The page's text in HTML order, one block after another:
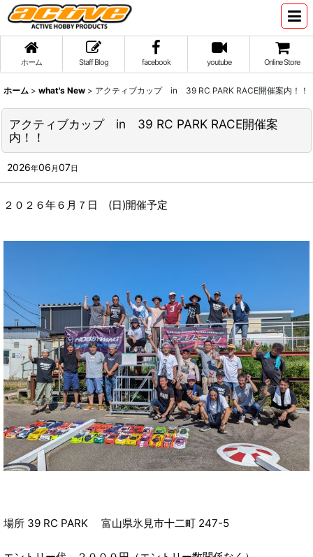
ホーム Staff Blog facebook youtube Online Store
ホーム > what's New > アクティブカップ in 39 RC PARK RACE開催案内！！
アクティブカップ in 39 RC PARK RACE開催案
内！！
2026年06 月07日
２０２６年６月７日 (日)開催予定
場所 39 RC PARK 富山県氷見市十二町 247-5